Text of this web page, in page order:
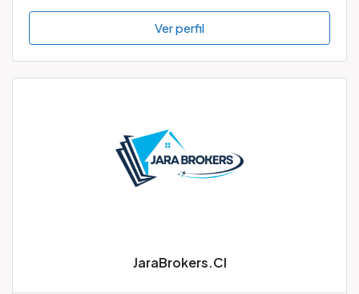
Ver perfil
JaraBrokers.Cl